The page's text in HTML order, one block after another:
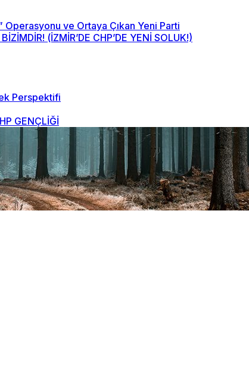
Operasyonu ve Ortaya Çıkan Yeni Parti
(İZMİR’DE CHP’DE YENİ SOLUK!)
Perspektifi
GENÇLİĞİ